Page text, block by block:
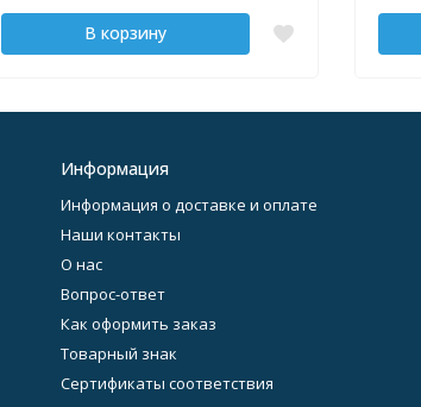
В корзину
Информация
Информация о доставке и оплате
Наши контакты
О нас
Вопрос-ответ
Как оформить заказ
Товарный знак
Сертификаты соответствия